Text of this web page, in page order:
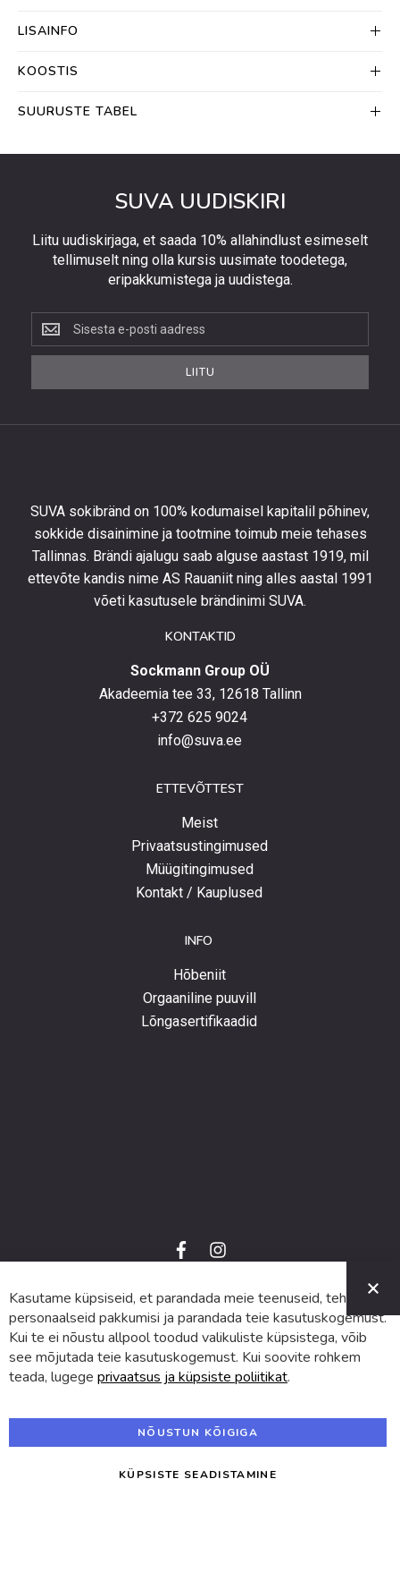
LISAINFO
KOOSTIS
SUURUSTE TABEL
SUVA UUDISKIRI
Liitu uudiskirjaga, et saada 10% allahindlust esimeselt
tellimuselt ning olla kursis uusimate toodetega,
eripakkumistega ja uudistega.
Liitu
uudiskirjaga,
et
kursis
uusimate
toodetega,
eripakkumistega
LIITU
SUVA sokibränd on 100% kodumaisel kapitalil põhinev,
sokkide disainimine ja tootmine toimub meie tehases
Tallinnas. Brändi ajalugu saab alguse aastast 1919, mil
ettevõte kandis nime AS Rauaniit ning alles aastal 1991
võeti kasutusele brändinimi SUVA.
KONTAKTID
Sockmann Group OÜ
Akadeemia tee 33, 12618 Tallinn
+372 625 9024
info@suva.ee
ETTEVÕTTEST
Meist
Privaatsustingimused
Müügitingimused
Kontakt / Kauplused
INFO
Hõbeniit
Orgaaniline puuvill
Lõngasertifikaadid
f
a
e
b
o
o
k
i
n
t
a
g
r
a
m
© 2024 SUVA. Kõik õigused kaitstud.
Kasutame küpsiseid, et parandada meie teenuseid, teha
personaalseid pakkumisi ja parandada teie kasutuskogemust.
Kui te ei nõustu allpool toodud valikuliste küpsistega, võib
see mõjutada teie kasutuskogemust. Kui soovite rohkem
teada, lugege privaatsus ja küpsiste poliitikat.
NÕUSTUN KÕIGIGA
KÜPSISTE SEADISTAMINE